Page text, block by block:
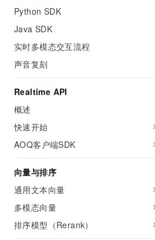
Python SDK
Java SDK
实时多模态交互流程
声音复刻
Realtime API
概述
快速开始
AOQ客户端SDK
向量与排序
通用文本向量
多模态向量
排序模型（Rerank）